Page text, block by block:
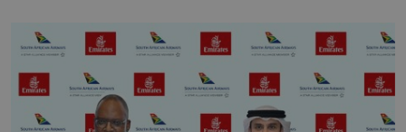
letního koupání. Stačí se však podívat